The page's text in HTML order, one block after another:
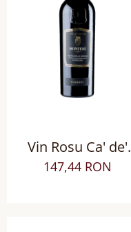
Vin Rosu Ca' de'
Rocchi Montere
Valpolicella Ripasso
147,44 RON